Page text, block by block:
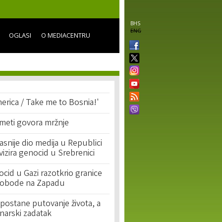
BHS
ENG
OGLASI O MEDIACENTRU
/ Take me to Bosnia!'
govora mržnje
dio medija u Republici
genocid u Srebrenici
u Gazi razotkrio granice
na Zapadu
putovanje života, a
zadatak